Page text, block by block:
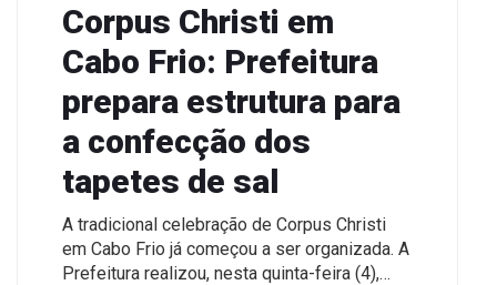
Corpus Christi em
Cabo Frio: Prefeitura
prepara estrutura para
a confecção dos
tapetes de sal
A tradicional celebração de Corpus Christi
em Cabo Frio já começou a ser organizada. A
Prefeitura realizou, nesta quinta-feira (4),…